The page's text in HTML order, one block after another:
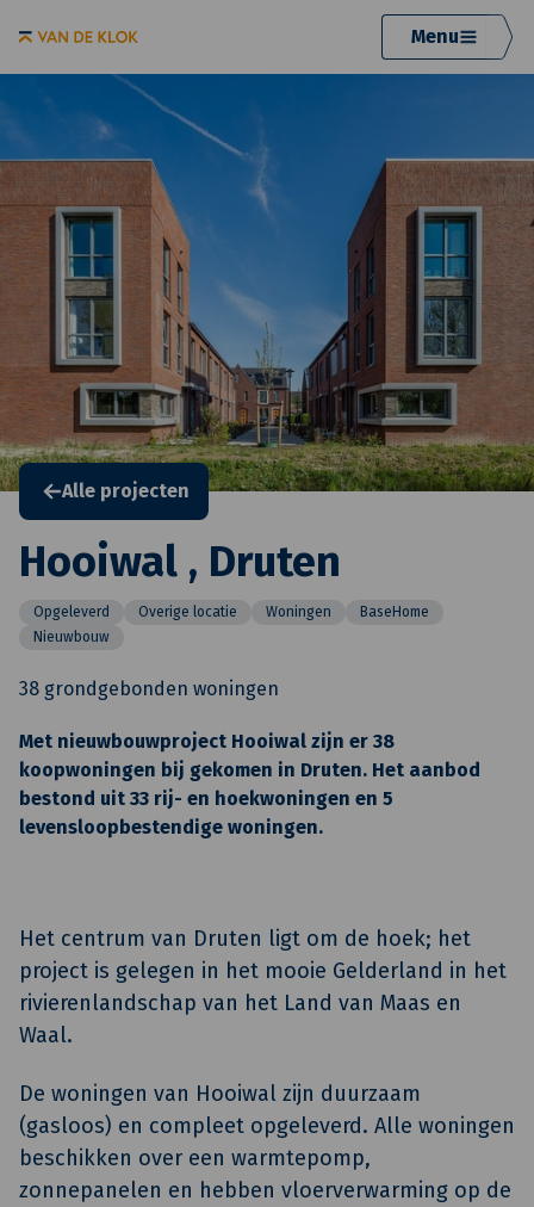
Menu
Alle projecten
Hooiwal , Druten
Opgeleverd Overige locatie Woningen
BaseHome
Nieuwbouw
38 grondgebonden woningen
Met nieuwbouwproject Hooiwal zijn er 38
koopwoningen bij gekomen in Druten. Het aanbod
bestond uit 33 rij- en hoekwoningen en 5
levensloopbestendige woningen.
Het centrum van Druten ligt om de hoek; het
project is gelegen in het mooie Gelderland in het
rivierenlandschap van het Land van Maas en
Waal.
De woningen van Hooiwal zijn duurzaam
(gasloos) en compleet opgeleverd. Alle woningen
beschikken over een warmtepomp,
zonnepanelen en hebben vloerverwarming op de